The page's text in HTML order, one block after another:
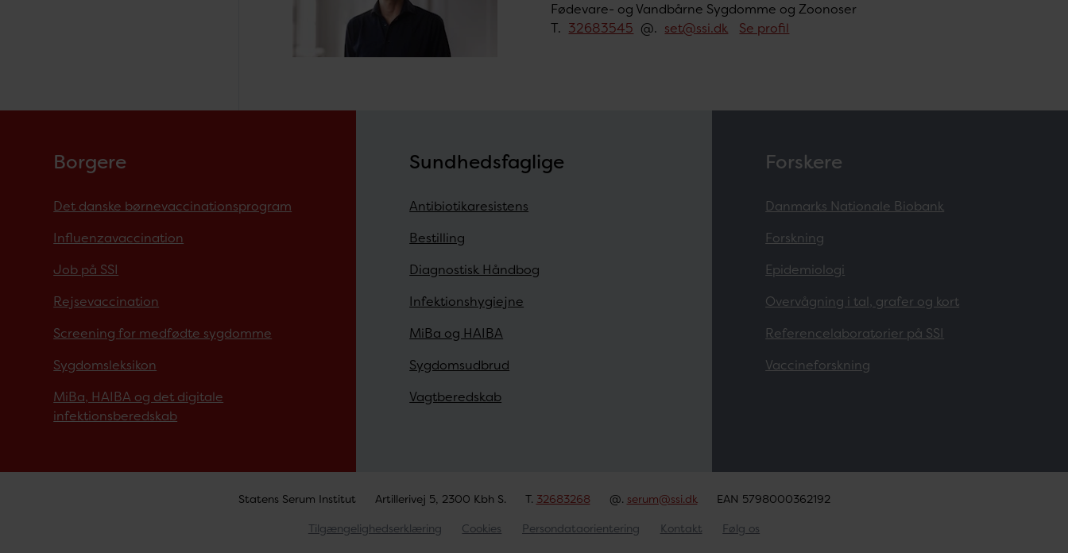
Fødevare- og Vandbårne Sygdomme og Zoonoser
T. 32683545 @. set@ssi.dk Se profil
Borgere
Det danske børnevaccinationsprogram
Influenzavaccination
Job på SSI
Rejsevaccination
Screening for medfødte sygdomme
Sygdomsleksikon
MiBa, HAIBA og det digitale
infektionsberedskab
Sundhedsfaglige
Antibiotikaresistens
Bestilling
Diagnostisk Håndbog
Infektionshygiejne
MiBa og HAIBA
Sygdomsudbrud
Vagtberedskab
Forskere
Danmarks Nationale Biobank
Forskning
Epidemiologi
Overvågning i tal, grafer og kort
Referencelaboratorier på SSI
Vaccineforskning
Statens Serum Institut Artillerivej 5, 2300 Kbh S. T. 32683268 @. serum@ssi.dk EAN 5798000362192
Tilgængelighedserklæring Cookies Persondataorientering Kontakt Følg os